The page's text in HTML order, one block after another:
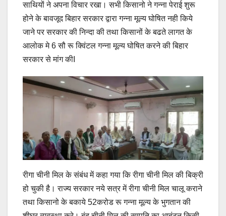
साथियों ने अपना विचार रखा। सभी किसानो ने गन्ना पेराई शुरू
होने के बावजूद बिहार सरकार द्वारा गन्ना मूल्य घोषित नही किये
जाने पर सरकार की निन्दा की तथा किसानों के बढते लागत के
आलोक मे 6 सौ रू क्विंटल गन्ना मूल्य घोषित करने की बिहार
सरकार से मांग कीI
रीगा चीनी मिल के संबंध में कहा गया कि रीगा चीनी मिल की बिक्री
हो चुकी है। राज्य सरकार नये सत्र में रीगा चीनी मिल चालू कराने
तथा किसानो के बकाये 52करोड रू गन्ना मूल्य के भुगतान की